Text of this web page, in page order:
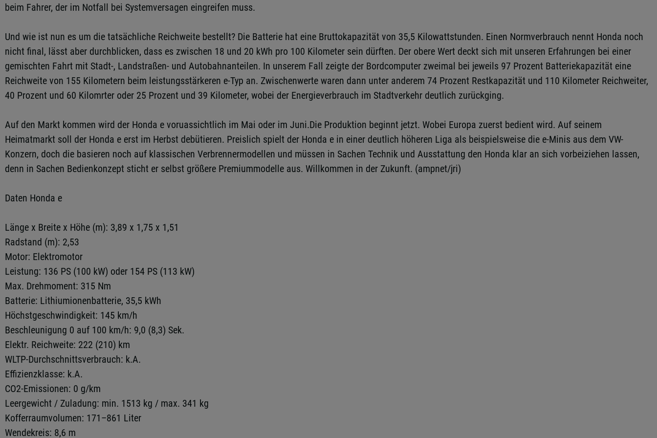
beim Fahrer, der im Notfall bei Systemversagen eingreifen muss.
Und wie ist nun es um die tatsächliche Reichweite bestellt? Die Batterie hat eine Bruttokapazität von 35,5 Kilowattstunden. Einen Normverbrauch nennt Honda noch
nicht final, lässt aber durchblicken, dass es zwischen 18 und 20 kWh pro 100 Kilometer sein dürften. Der obere Wert deckt sich mit unseren Erfahrungen bei einer
gemischten Fahrt mit Stadt-, Landstraßen- und Autobahnanteilen. In unserem Fall zeigte der Bordcomputer zweimal bei jeweils 97 Prozent Batteriekapazität eine
Reichweite von 155 Kilometern beim leistungsstärkeren e-Typ an. Zwischenwerte waren dann unter anderem 74 Prozent Restkapazität und 110 Kilometer Reichweiter,
40 Prozent und 60 Kilomrter oder 25 Prozent und 39 Kilometer, wobei der Energieverbrauch im Stadtverkehr deutlich zurückging.
Auf den Markt kommen wird der Honda e voruassichtlich im Mai oder im Juni.Die Produktion beginnt jetzt. Wobei Europa zuerst bedient wird. Auf seinem
Heimatmarkt soll der Honda e erst im Herbst debütieren. Preislich spielt der Honda e in einer deutlich höheren Liga als beispielsweise die e-Minis aus dem VW-
Konzern, doch die basieren noch auf klassischen Verbrennermodellen und müssen in Sachen Technik und Ausstattung den Honda klar an sich vorbeiziehen lassen,
denn in Sachen Bedienkonzept sticht er selbst größere Premiummodelle aus. Willkommen in der Zukunft. (ampnet/jri)
Daten Honda e
Länge x Breite x Höhe (m): 3,89 x 1,75 x 1,51
Radstand (m): 2,53
Motor: Elektromotor
Leistung: 136 PS (100 kW) oder 154 PS (113 kW)
Max. Drehmoment: 315 Nm
Batterie: Lithiumionenbatterie, 35,5 kWh
Höchstgeschwindigkeit: 145 km/h
Beschleunigung 0 auf 100 km/h: 9,0 (8,3) Sek.
Elektr. Reichweite: 222 (210) km
WLTP-Durchschnittsverbrauch: k.A.
Effizienzklasse: k.A.
CO2-Emissionen: 0 g/km
Leergewicht / Zuladung: min. 1513 kg / max. 341 kg
Kofferraumvolumen: 171–861 Liter
Wendekreis: 8,6 m